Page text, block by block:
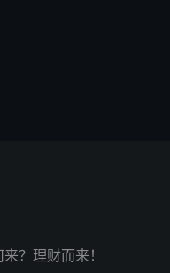
？理财而来！